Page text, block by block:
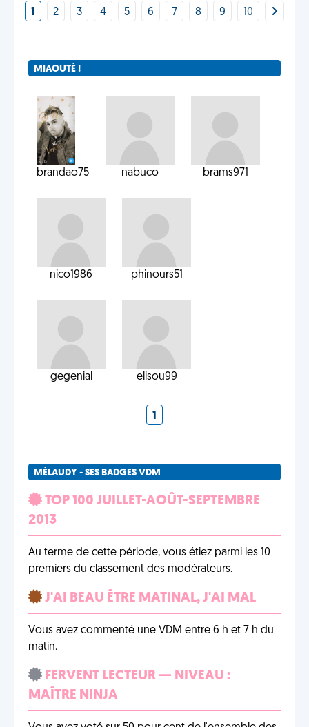
1 2 3 4 5 6 7 8 9 10
MIAOUTÉ !
brandao75 nabuco brams971
nico1986 phinours51
gegenial elisou99
1
MÉLAUDY - SES BADGES VDM
TOP 100 JUILLET-AOÛT-SEPTEMBRE
2013
Au terme de cette période, vous étiez parmi les 10
premiers du classement des modérateurs.
J'AI BEAU ÊTRE MATINAL, J'AI MAL
Vous avez commenté une VDM entre 6 h et 7 h du
matin.
FERVENT LECTEUR — NIVEAU :
MAÎTRE NINJA